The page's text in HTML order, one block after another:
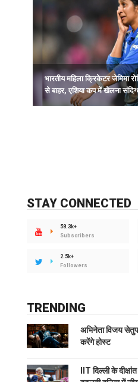
भारतीय महिला क्रिकेटर जेमिमा
से बाहर, एशिया कप में खेलना
STAY CONNECTED
58.3k+
Subscribers
2.5k+
Followers
TRENDING
अभिनेता विजय
करेंगे होस्ट
IIT दिल्ली के